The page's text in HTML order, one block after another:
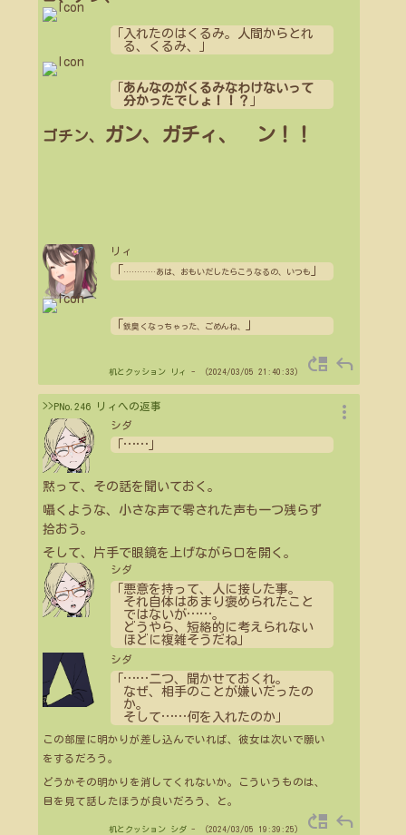
「入れたのはくるみ。人間からとれ
る、くるみ、」
あんなのがくるみなわけないって
分かったでしょ！！？
ゴチン、 ガン、ガチィ、 ン！！
リィ
… … … … あは、おもいだしたらこうなるの、いつも
鉄臭くなっちゃった、ごめんね、
机とクッション リィ - （2024/03/05 21:40:33） move_up reply
>>PNo.246 リィへの返事
シダ
……
黙って、その話を聞いておく。
囁くような、小さな声で零された声も一つ残らず
拾おう。
そして、片手で眼鏡を上げながら口を開く。
シダ
「悪意を持って、人に接した事。
それ自体はあまり褒められたこと
ではないが……。
どうやら、短絡的に考えられない
ほどに複雑そうだね」
シダ
……二つ、聞かせておくれ。
なぜ、相手のことが嫌いだったの
か。
そして……何を入れたのか」
この部屋に明かりが差し込んでいれば、彼女は次いで願い
をするだろう。
どうかその明かりを消してくれないか。こういうものは、
目を見て話したほうが良いだろう、と。
more_vert
机とクッション シダ- （2024/03/05 19:39:25） move_up reply